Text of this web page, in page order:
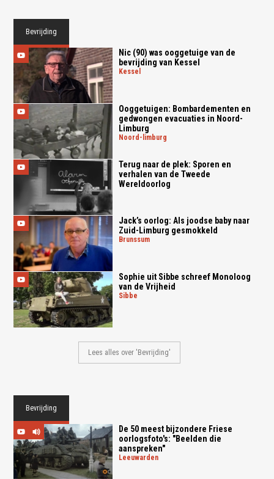
Bevrijding
Nic (90) was ooggetuige van de
bevrijding van Kessel
kessel
Ooggetuigen: Bombardementen en
gedwongen evacuaties in Noord-
Limburg
noord-limburg
Terug naar de plek: Sporen en
verhalen van de Tweede
Wereldoorlog
Jack’s oorlog: Als joodse baby naar
Zuid-Limburg gesmokkeld
brunssum
Sophie uit Sibbe schreef Monoloog
van de Vrijheid
sibbe
Lees alles over 'Bevrijding'
Bevrijding
De 50 meest bijzondere Friese
oorlogsfoto's: "Beelden die
aanspreken"
leeuwarden